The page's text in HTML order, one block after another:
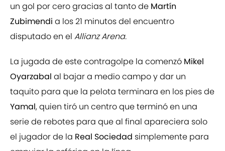
un gol por cero gracias al tanto de Martín
Zubimendi a los 21 minutos del encuentro
disputado en el Allianz Arena.
La jugada de este contragolpe la comenzó Mikel
Oyarzabal al bajar a medio campo y dar un
taquito para que la pelota terminara en los pies de
Yamal, quien tiró un centro que terminó en una
serie de rebotes para que al final apareciera solo
el jugador de la Real Sociedad simplemente para